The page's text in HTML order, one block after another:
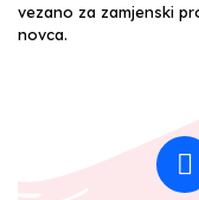
vezano za zamjenski
novca.